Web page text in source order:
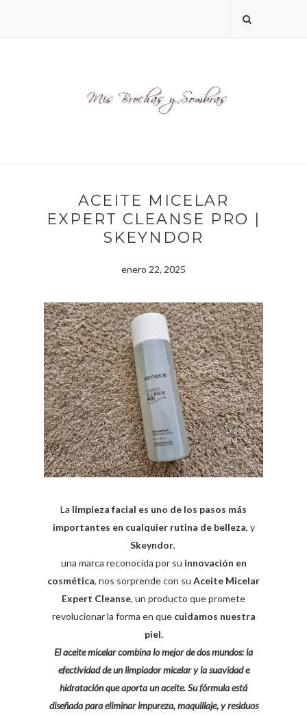
ACEITE MICELAR
EXPERT CLEANSE PRO |
SKEYNDOR
enero 22, 2025
La limpieza facial es uno de los pasos más
importantes en cualquier rutina de belleza, y
Skeyndor,
una marca reconocida por su innovación en
cosmética, nos sorprende con su Aceite Micelar
Expert Cleanse, un producto que promete
revolucionar la forma en que cuidamos nuestra
piel.
El aceite micelar combina lo mejor de dos mundos: la
efectividad de un limpiador micelar y la suavidad e
hidratación que aporta un aceite. Su fórmula está
diseñada para eliminar impureza, maquillaje, y residuos